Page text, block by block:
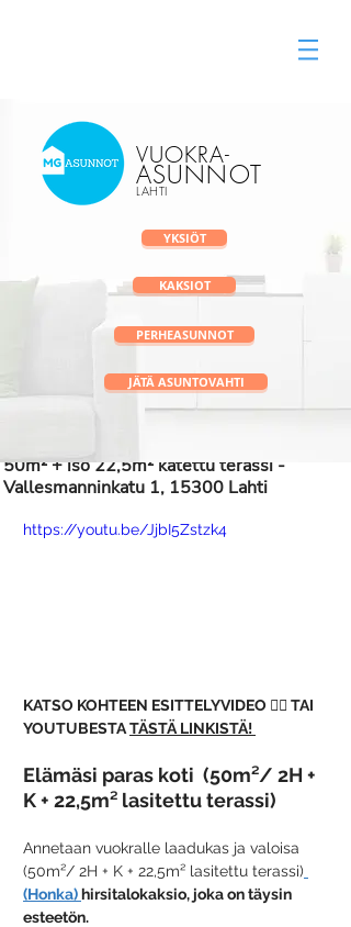
50m² + iso 22,5m² katettu terassi -
Vallesmanninkatu 1, 15300 Lahti
https://youtu.be/JjbI5Zstzk4
KATSO KOHTEEN ESITTELYVIDEO ☝🏻 TAI
YOUTUBESTA TÄSTÄ LINKISTÄ!
Elämäsi paras koti  (50m²/ 2H +
K + 22,5m² lasitettu terassi)
Annetaan vuokralle laadukas ja valoisa
(50m²/ 2H + K + 22,5m² lasitettu terassi)
(Honka) hirsitalokaksio, joka on täysin
esteetön.
VUOKRA-
ASUNNOT
LAHTI
KAKSIOT
YKSIÖT
PERHEASUNNOT
JÄTÄ ASUNTOVAHTI